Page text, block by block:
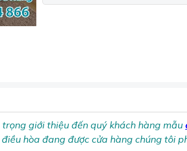
giới thiệu đến quý khách hàng mẫu
hòa đang được cửa hàng chúng tôi